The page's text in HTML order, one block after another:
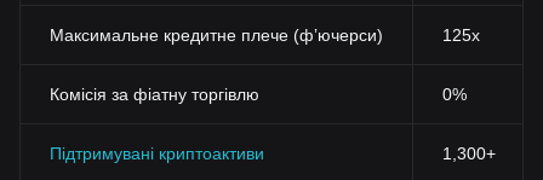
Максимальне кредитне плече (фʼючерси) 125x
Комісія за фіатну торгівлю 0%
Підтримувані криптоактиви 1,300+